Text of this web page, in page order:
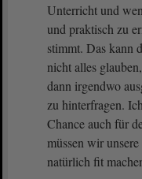
Unterricht und
und praktisch zu
stimmt. Das kann
nicht alles
dann irgendwo
zu hinterfragen.
Chance auch für
müssen wir
natürlich fit